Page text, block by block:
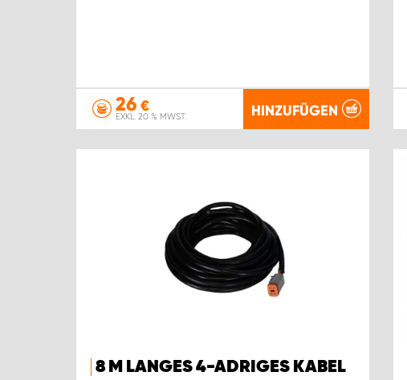
26 €
EXKL. 20 % MWST. HINZUFÜGEN
8 M LANGES 4-ADRIGES KABEL